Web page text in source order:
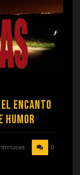
Encanto
Humor
0